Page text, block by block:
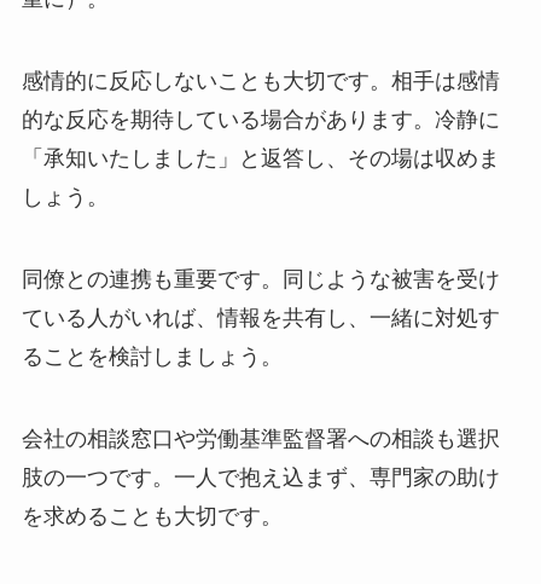
感情的に反応しないことも大切です。相手は感情
的な反応を期待している場合があります。冷静に
「承知いたしました」と返答し、その場は収めま
しょう。
同僚との連携も重要です。同じような被害を受け
ている人がいれば、情報を共有し、一緒に対処す
ることを検討しましょう。
会社の相談窓口や労働基準監督署への相談も選択
肢の一つです。一人で抱え込まず、専門家の助け
を求めることも大切です。